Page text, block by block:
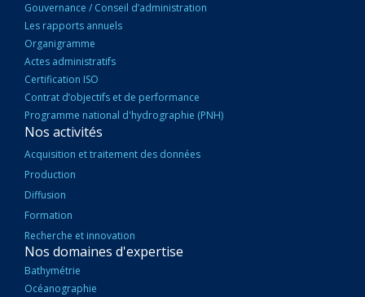
Gouvernance / Conseil d’administration
Les rapports annuels
Organigramme
Actes administratifs
Certification ISO
Contrat d’objectifs et de performance
Programme national d'hydrographie (PNH)
Nos activités
Acquisition et traitement des données
Production
Diffusion
Formation
Recherche et innovation
Nos domaines d'expertise
Bathymétrie
Océanographie